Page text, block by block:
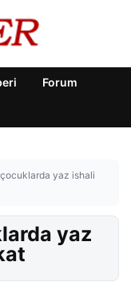
Forum
çocuklarda yaz ishali
yaz